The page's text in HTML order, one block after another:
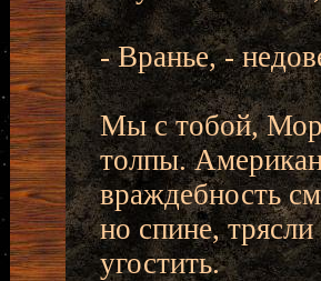
- Вранье, -
Мы с тобой,
толпы.
враждебность
но спине,
угостить.